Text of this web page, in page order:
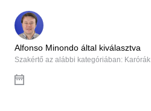
Alfonso Minondo által kiválasztva
Szakértő az alábbi kategóriában: Karórák